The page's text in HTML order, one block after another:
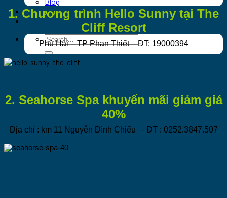
Du lịch đảo Phú Quý
Khách sạn
1. Chương trình Hello Sunny tại The
Cliff Resort
Phú Hài – TP Phan Thiết – ĐT: 19000394
2. Seahorse Spa khuyến mãi giảm giá
40%
Địa chỉ : km 11 Nguyễn Đình Chiểu – ĐT : 0252.3847.507